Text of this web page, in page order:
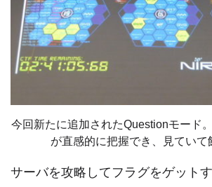
今回新たに追加されたQuestionモード
が直感的に把握でき、見ていて
サーバを攻略してフラグをゲット